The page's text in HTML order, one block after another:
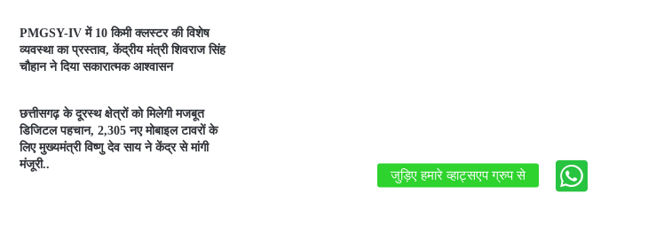
PMGSY-IV में 10 किमी क्लस्टर की विशेष
व्यवस्था का प्रस्ताव, केंद्रीय मंत्री शिवराज सिंह
चौहान ने दिया सकारात्मक आश्वासन
छत्तीसगढ़ के दूरस्थ क्षेत्रों को मिलेगी मजबूत
डिजिटल पहचान, 2,305 नए मोबाइल टावरों के
लिए मुख्यमंत्री विष्णु देव साय ने केंद्र से मांगी
मंजूरी..